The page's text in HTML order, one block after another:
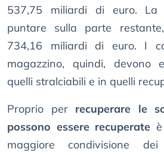
537,75 miliardi di euro. La
puntare sulla parte
734,16 miliardi di euro. I
magazzino, quindi, devono
quelli stralciabili e in quelli
Proprio per recuperare le
possono essere recuperate
maggiore condivisione